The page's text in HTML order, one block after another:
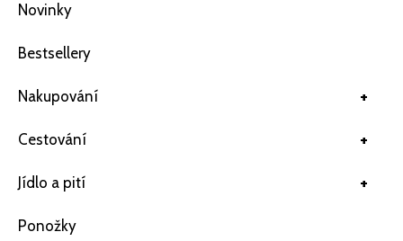
Novinky
Bestsellery
+
Nakupování
+
Cestování
+
Jídlo a pití
Ponožky